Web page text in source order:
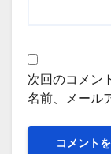
次回のコメン
名前、メール